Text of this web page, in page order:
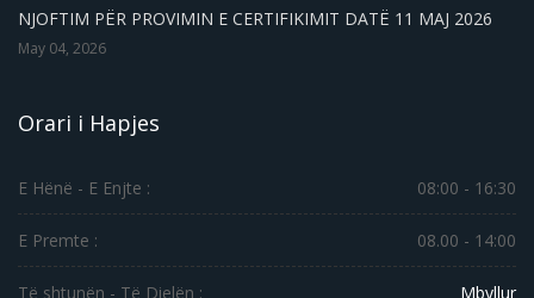
NJOFTIM PËR PROVIMIN E CERTIFIKIMIT DATË 11 MAJ 2026
May 04, 2026
Orari i Hapjes
E Hënë - E Enjte : 08:00 - 16:30
E Premte : 08.00 - 14:00
Të shtunën - Të Dielën : Mbyllur